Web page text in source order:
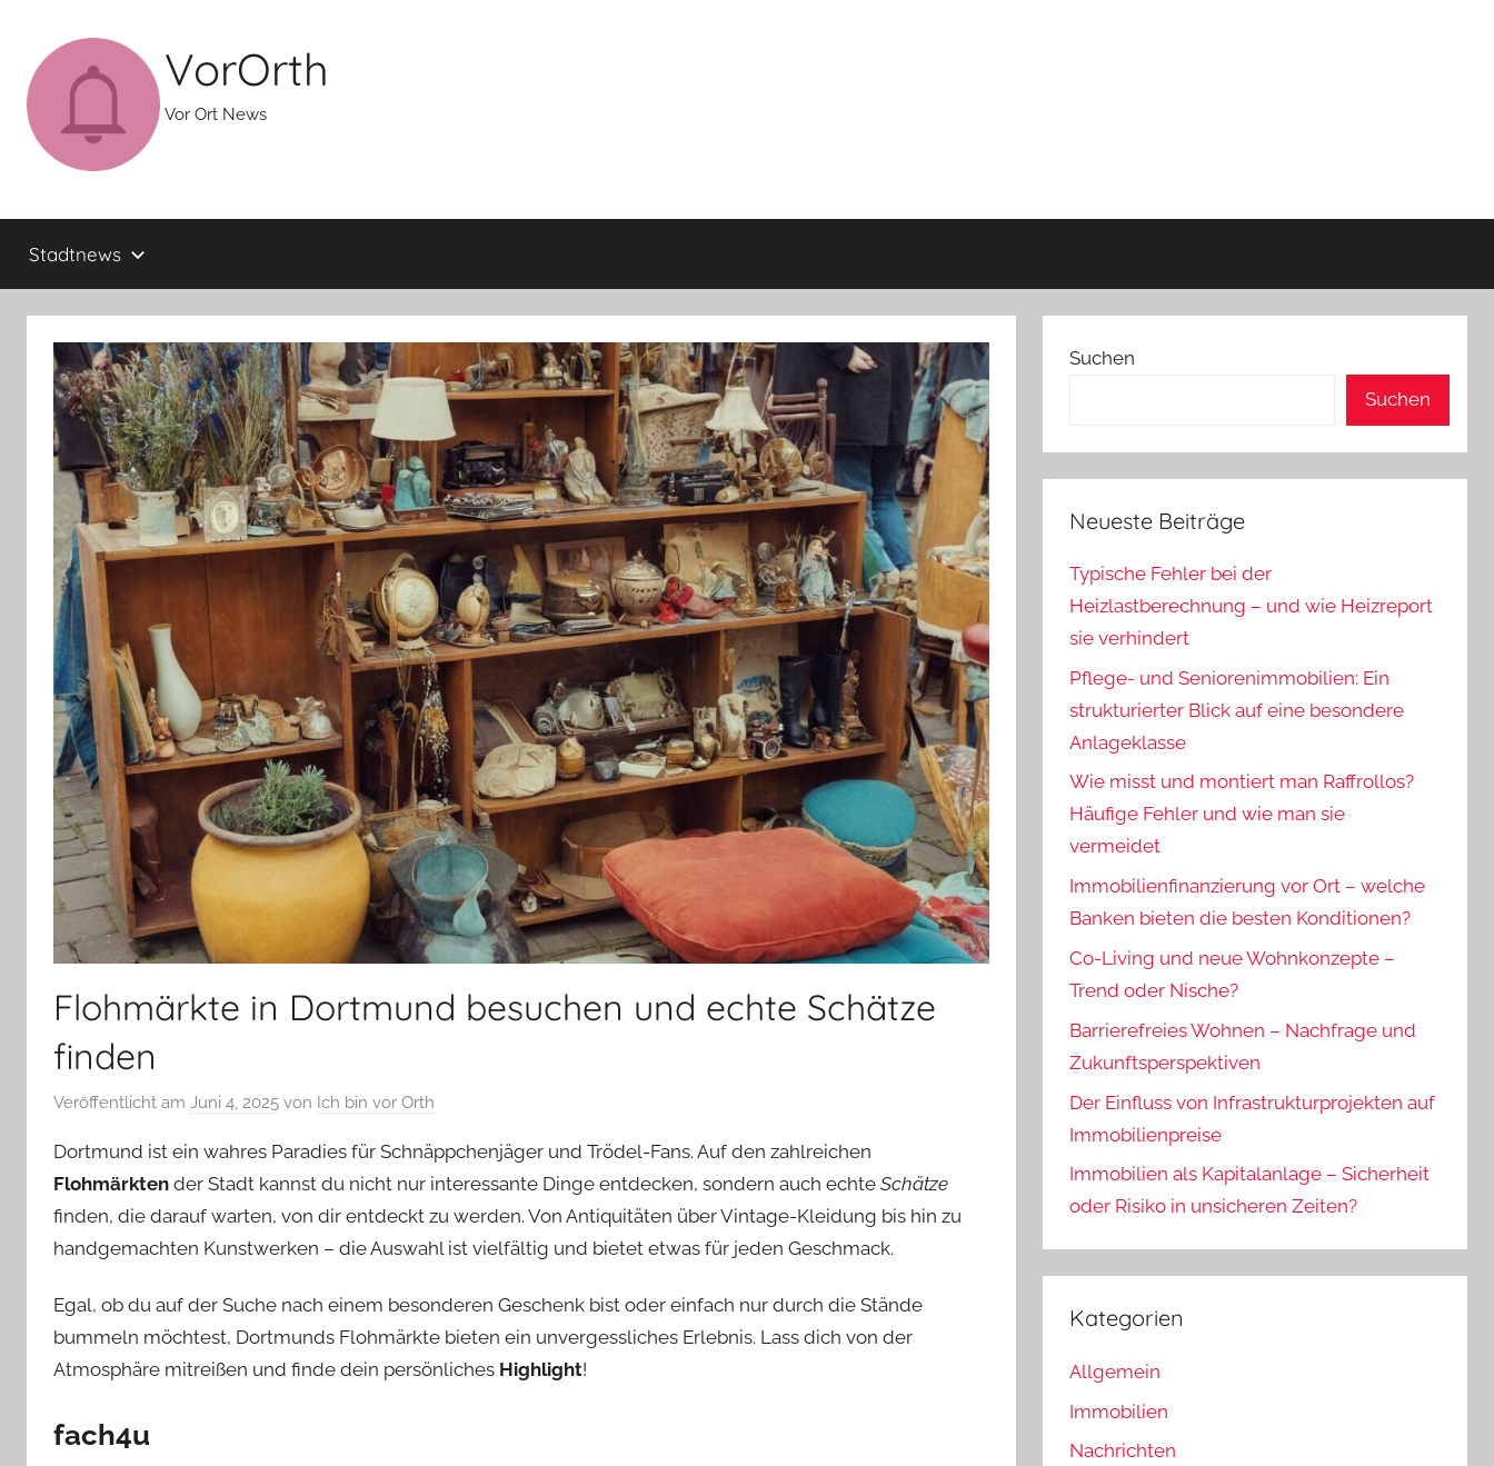
springen
VorOrth
Vor Ort News
Stadtnews
Flohmärkte in Dortmund besuchen und echte Schätze
finden
Veröffentlicht am Juni 4, 2025 von Ich bin vor Orth
Dortmund ist ein wahres Paradies für Schnäppchenjäger und Trödel-Fans. Auf den zahlreichen
Flohmärkten der Stadt kannst du nicht nur interessante Dinge entdecken, sondern auch echte Schätze
finden, die darauf warten, von dir entdeckt zu werden. Von Antiquitäten über Vintage-Kleidung bis hin zu
handgemachten Kunstwerken – die Auswahl ist vielfältig und bietet etwas für jeden Geschmack.
Egal, ob du auf der Suche nach einem besonderen Geschenk bist oder einfach nur durch die Stände
bummeln möchtest, Dortmunds Flohmärkte bieten ein unvergessliches Erlebnis. Lass dich von der
Atmosphäre mitreißen und finde dein persönliches Highlight!
fach4u
Suchen
Suchen
Neueste Beiträge
Typische Fehler bei der
Heizlastberechnung – und wie Heizreport
sie verhindert
Pflege- und Seniorenimmobilien: Ein
strukturierter Blick auf eine besondere
Anlageklasse
Wie misst und montiert man Raffrollos?
Häufige Fehler und wie man sie
vermeidet
Immobilienfinanzierung vor Ort – welche
Banken bieten die besten Konditionen?
Co-Living und neue Wohnkonzepte –
Trend oder Nische?
Barrierefreies Wohnen – Nachfrage und
Zukunftsperspektiven
Der Einfluss von Infrastrukturprojekten auf
Immobilienpreise
Immobilien als Kapitalanlage – Sicherheit
oder Risiko in unsicheren Zeiten?
Kategorien
Allgemein
Immobilien
Nachrichten